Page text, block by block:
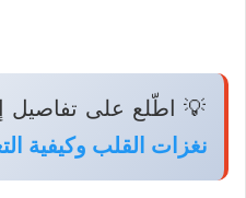
💡 اطّلع على تفاصيل
نغزات القلب وكيفية